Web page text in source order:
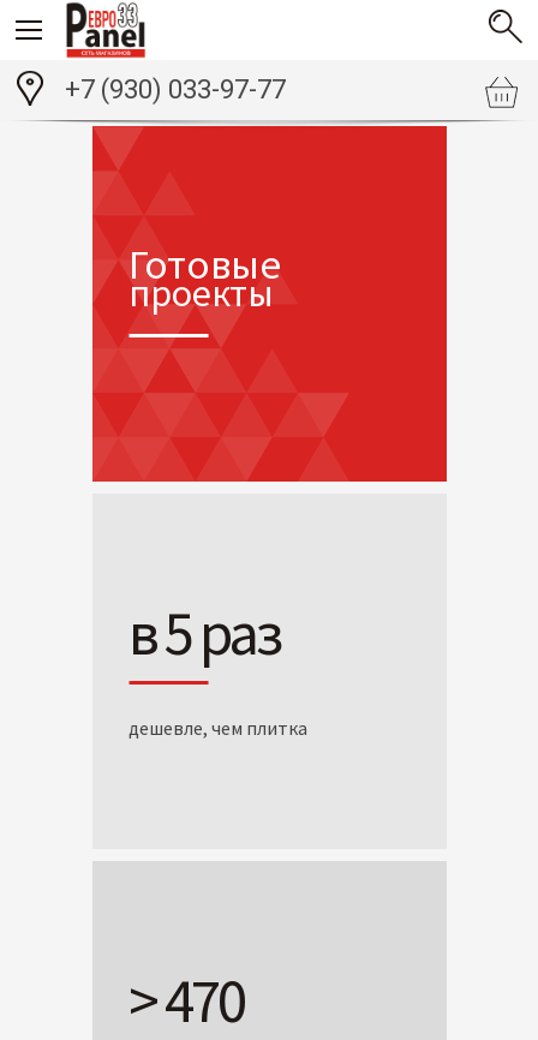
+7 (930) 033-97-77
Готовые
проекты
в 5 раз
дешевле, чем плитка
> 470